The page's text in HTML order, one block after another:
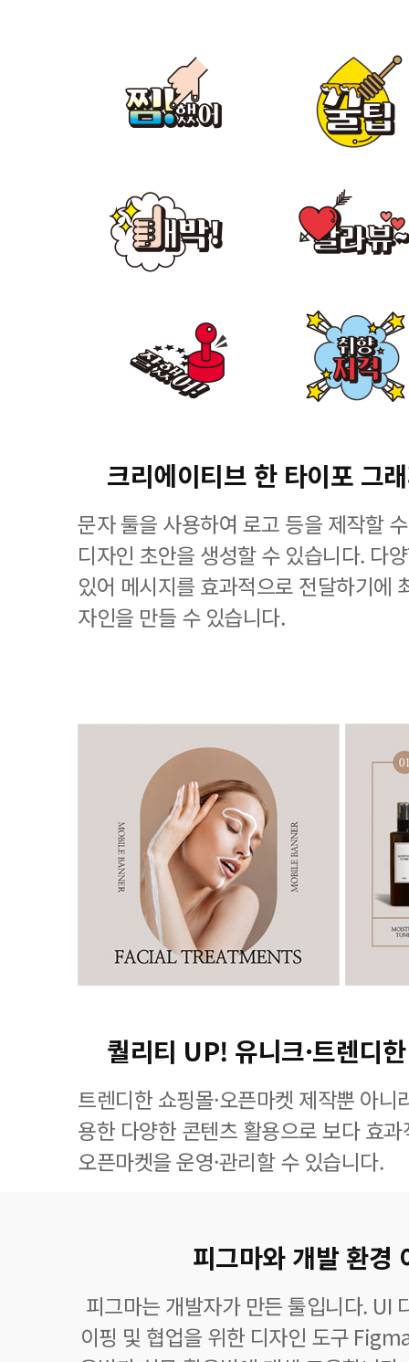
크리에이티브 한 타이포 그
문자 툴을 사용하여 로고 등을 제작할
디자인 초안을 생성할 수 있습니다. 다
있어 메시지를 효과적으로 전달하기에
자인을 만들 수 있습니다.
퀄리티 UP! 유니크·트렌디
트렌디한 쇼핑몰·오픈마켓 제작뿐 아
용한 다양한 콘텐츠 활용으로 보다 효
오픈마켓을 운영·관리할 수 있습니다.
피그마와 개발 환경
피그마는 개발자가 만든 툴입니다. UI
이핑 및 협업을 위한 디자인 도구